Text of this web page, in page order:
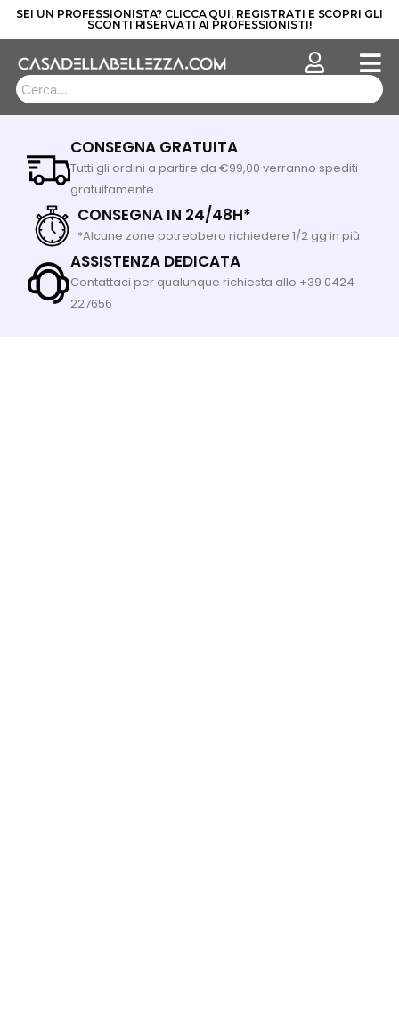
al
contenuto
SEI UN PROFESSIONISTA? CLICCA QUI, REGISTRATI E SCOPRI GLI
SCONTI RISERVATI AI PROFESSIONISTI!
CONSEGNA GRATUITA
Tutti gli ordini a partire da €99,00 verranno spediti
gratuitamente
CONSEGNA IN 24/48H*
*Alcune zone potrebbero richiedere 1/2 gg in più
ASSISTENZA DEDICATA
Contattaci per qualunque richiesta allo +39 0424
227656